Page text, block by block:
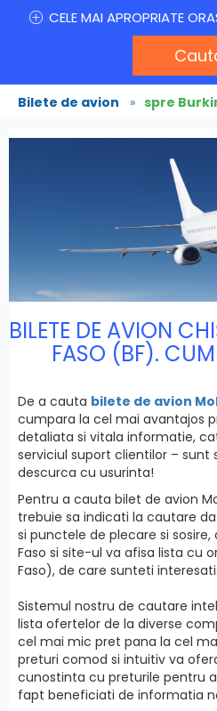
CELE MAI APROPRIATE
Bilete de avion » spre
BILETE DE AVION
FASO (BF).
De a cauta bilete de avion
cumpara la cel mai avantajos
detaliata si vitala informatie,
serviciul suport clientilor – sunt
descurca cu usurinta!
Pentru a cauta bilet de avion
trebuie sa indicati la cautare
si punctele de plecare si sosire,
Faso si site-ul va afisa lista cu
Faso), de care sunteti interesati.
Sistemul nostru de cautare
lista ofertelor de la diverse
cel mai mic pret pana la cel
preturi comod si intuitiv va
cunostinta cu preturile pentru
fapt beneficiati de informatia